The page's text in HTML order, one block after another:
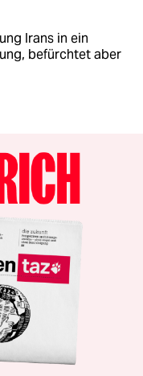
Irans in ein
befürchtet aber